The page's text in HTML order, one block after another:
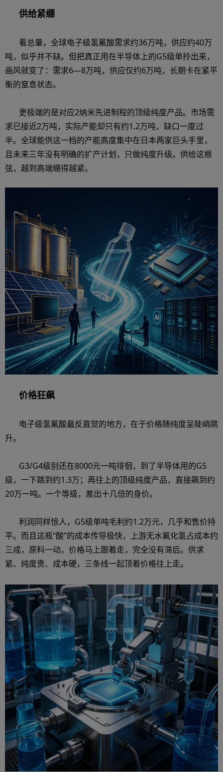
供给紧绷
看总量，全球电子级氢氟酸需求约36万吨，供应约40万
吨，似乎并不缺。但把真正用在半导体上的G5级单拎出来，
画风就变了：需求6—8万吨，供应仅约6万吨，长期卡在紧平
衡的窒息状态。
更极端的是对应2纳米先进制程的顶级纯度产品。市场需
求已接近2万吨，实际产能却只有约1.2万吨，缺口一度过
半。全球能供这一档的产能高度集中在日本两家巨头手里，
且未来三年没有明确的扩产计划，只做纯度升级。供给这根
弦，越到高端绷得越紧。
价格狂飙
电子级氢氟酸最反直觉的地方，在于价格随纯度呈陡峭跳
升。
G3/G4级别还在8000元一吨徘徊，到了半导体用的G5
级，一下跳到约1.3万；再往上的顶级纯度产品，直接飙到约
20万一吨。一个等级，差出十几倍的身价。
利润同样惊人，G5级单吨毛利约1.2万元，几乎和售价持
平。而且这瓶“酸”的成本传导极快，上游无水氟化氢占成本约
三成，原料一动，价格马上跟着走，完全没有滞后。供求
紧、纯度贵、成本硬，三条线一起顶着价格往上走。